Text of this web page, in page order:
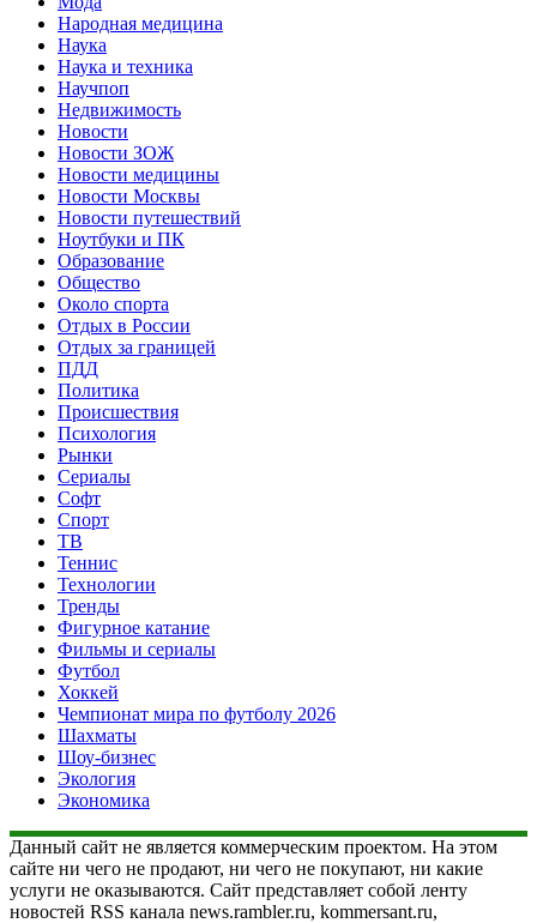
Народная медицина
Наука
Наука и техника
Научпоп
Недвижимость
Новости
Новости ЗОЖ
Новости медицины
Новости Москвы
Новости путешествий
Ноутбуки и ПК
Образование
Общество
Около спорта
Отдых в России
Отдых за границей
ПДД
Политика
Происшествия
Психология
Рынки
Сериалы
Софт
Спорт
ТВ
Теннис
Технологии
Тренды
Фигурное катание
Фильмы и сериалы
Футбол
Хоккей
Чемпионат мира по футболу 2026
Шахматы
Шоу-бизнес
Экология
Экономика
Данный сайт не является коммерческим проектом. На этом
сайте ни чего не продают, ни чего не покупают, ни какие
услуги не оказываются. Сайт представляет собой ленту
новостей RSS канала news.rambler.ru, kommersant.ru,